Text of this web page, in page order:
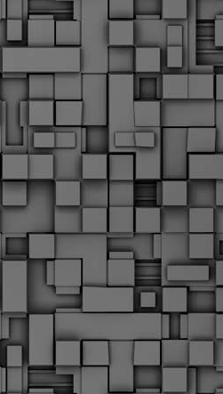
Αστυνομίας!
Δημοτική
ολόκληρα
προσλήψεις, δεν
που
υπηρεσίας με
Μητσοτάκη. Ας
Διμηνιαίος
τα ζώα συντροφιάς
2026 παρουσιάζει η
την προστασία των
του 13ου
υπαλλήλους